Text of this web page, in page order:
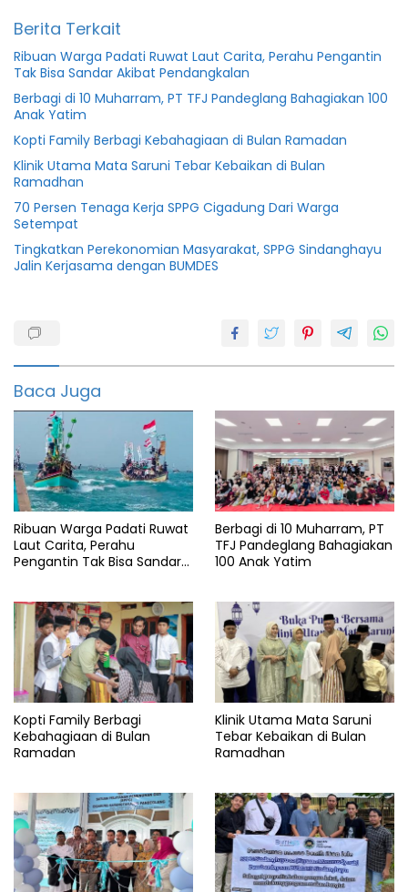
Berita Terkait
Ribuan Warga Padati Ruwat Laut Carita, Perahu Pengantin
Tak Bisa Sandar Akibat Pendangkalan
Berbagi di 10 Muharram, PT TFJ Pandeglang Bahagiakan 100
Anak Yatim
Kopti Family Berbagi Kebahagiaan di Bulan Ramadan
Klinik Utama Mata Saruni Tebar Kebaikan di Bulan
Ramadhan
70 Persen Tenaga Kerja SPPG Cigadung Dari Warga
Setempat
Tingkatkan Perekonomian Masyarakat, SPPG Sindanghayu
Jalin Kerjasama dengan BUMDES
banten
raya
Salurkan
Al Quran
STIA
Banten
STISIP
Banten
Raya
Yayasan
amanah
Takaful
Baca Juga
Ribuan Warga Padati Ruwat
Laut Carita, Perahu
Pengantin Tak Bisa Sandar
Berbagi di 10 Muharram, PT
TFJ Pandeglang Bahagiakan
100 Anak Yatim
Kopti Family Berbagi
Kebahagiaan di Bulan
Ramadan
Klinik Utama Mata Saruni
Tebar Kebaikan di Bulan
Ramadhan